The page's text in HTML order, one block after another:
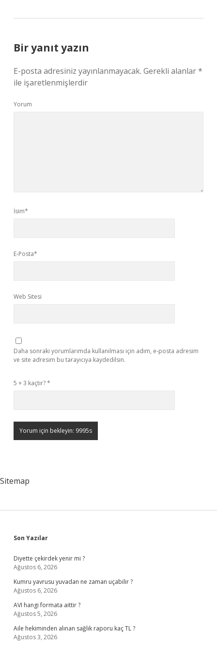
Bir yanıt yazın
E-posta adresiniz yayınlanmayacak. Gerekli alanlar*
ile işaretlenmişlerdir
Yorum
İsim*
E-Posta*
Web Sitesi
Daha sonraki yorumlarımda kullanılması için adım, e-posta adresim
ve site adresim bu tarayıcıya kaydedilsin.
5 + 3 kaçtır?*
Sitemap
Sidebar
Son Yazılar
Diyette çekirdek yenir mi ?
Ağustos 6, 2026
Kumru yavrusu yuvadan ne zaman uçabilir ?
Ağustos 6, 2026
AVI hangi formata aittir ?
Ağustos 5, 2026
Aile hekiminden alınan sağlık raporu kaç TL ?
Ağustos 3, 2026